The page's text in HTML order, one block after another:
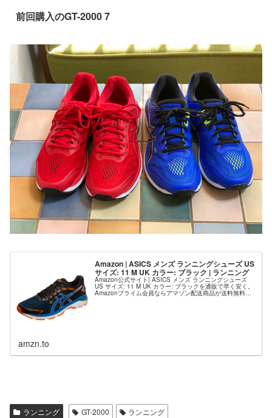
前回購入のGT-2000 7
Amazon | ASICS メンズ ランニングシューズ US
サイズ: 11 M UK カラー: ブラック | ランニング
Amazon公式サイト| ASICS メンズ ランニングシューズ
US サイズ: 11 M UK カラー: ブラックを通販で早く安く。
Amazonプライム会員ならアマゾン配送商品が送料無料。
amzn.to
ランニング GT-2000 ランニング